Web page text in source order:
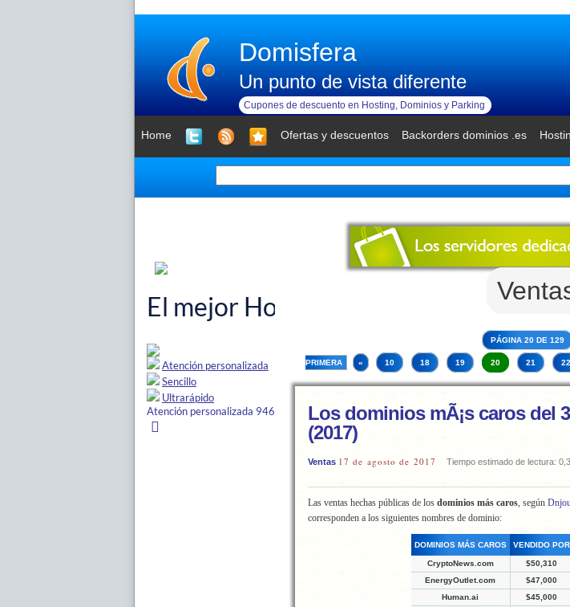
Domisfera
Un punto de vista diferente
Cupones de descuento en Hosting, Dominios y Parking
Home Ofertas y descuentos Backorders dominios .es
PÁGINA 20 DE 129
PRIMERA « 10 18 19 20 21 22
Los dominios mÃ¡s caros del
(2017)
Ventas 17 de agosto de 2017 Tiempo estimado de lectura:
Las ventas hechas públicas de los dominios más caros, según
corresponden a los siguientes nombres de dominio:
DOMINIOS MÁS CAROS VENDIDO POR
CryptoNews.com $50,310
EnergyOutlet.com
$47,000
Human.ai
$45,000